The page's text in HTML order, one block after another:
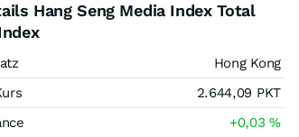
Hang Seng Media Index Total
Hong Kong
2.644,09 PKT
+0,03%